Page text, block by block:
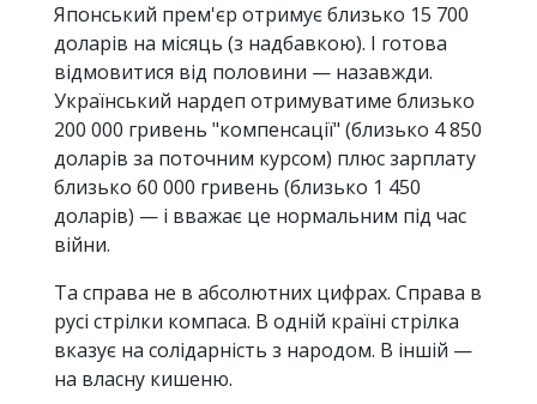
Японський прем'єр отримує близько 15 700
доларів на місяць (з надбавкою). І готова
відмовитися від половини — назавжди.
Український нардеп отримуватиме близько
200 000 гривень "компенсації" (близько 4 850
доларів за поточним курсом) плюс зарплату
близько 60 000 гривень (близько 1 450
доларів) — і вважає це нормальним під час
війни.
Та справа не в абсолютних цифрах. Справа в
русі стрілки компаса. В одній країні стрілка
вказує на солідарність з народом. В іншій —
на власну кишеню.